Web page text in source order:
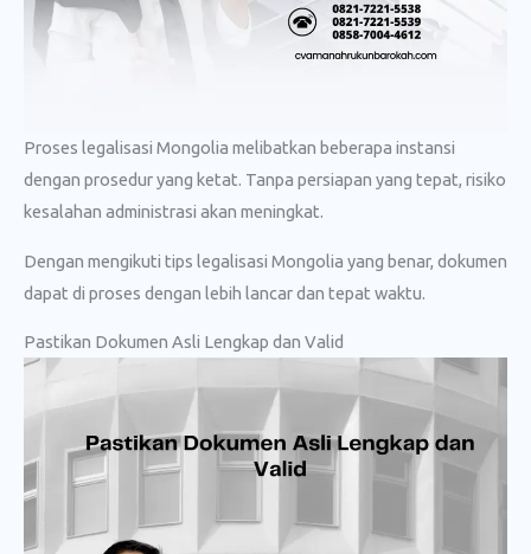
Proses legalisasi Mongolia melibatkan beberapa instansi
dengan prosedur yang ketat. Tanpa persiapan yang tepat, risiko
kesalahan administrasi akan meningkat.
Dengan mengikuti tips legalisasi Mongolia yang benar, dokumen
dapat di proses dengan lebih lancar dan tepat waktu.
Pastikan Dokumen Asli Lengkap dan Valid